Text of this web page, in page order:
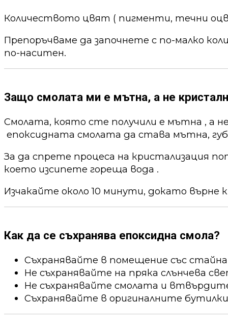
Количеството цвят ( пигменти, течни
Препоръчваме да започнете с по-малко
по-наситен.
Защо смолата ми е мътна, а не
Смолата, която сте получили е мътна , а
епоксидната смолата да става мътна,
За да спрете процеса на кристализация
което изсипете гореща вода .
Изчакайте около 10 минути, докато върне
Как да се съхранява епоксидна смола?
Съхранявайте в помещение със
Не съхранявайте на пряка слънчева
Не съхранявайте смолата и
Съхранявайте в оригиналните